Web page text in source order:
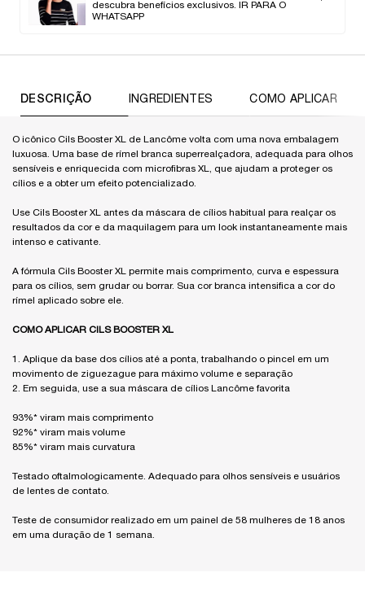
descubra benefícios exclusivos. IR PARA O
WHATSAPP
DESCRIÇÃO INGREDIENTES COMO APLICAR
O icônico Cils Booster XL de Lancôme volta com uma nova embalagem
luxuosa. Uma base de rímel branca superrealçadora, adequada para olhos
sensíveis e enriquecida com microfibras XL, que ajudam a proteger os
cílios e a obter um efeito potencializado.
Use Cils Booster XL antes da máscara de cílios habitual para realçar os
resultados da cor e da maquilagem para um look instantaneamente mais
intenso e cativante.
A fórmula Cils Booster XL permite mais comprimento, curva e espessura
para os cílios, sem grudar ou borrar. Sua cor branca intensifica a cor do
rímel aplicado sobre ele.
COMO APLICAR CILS BOOSTER XL
1. Aplique da base dos cílios até a ponta, trabalhando o pincel em um
movimento de ziguezague para máximo volume e separação
2. Em seguida, use a sua máscara de cílios Lancôme favorita
93%* viram mais comprimento
92%* viram mais volume
85%* viram mais curvatura
Testado oftalmologicamente. Adequado para olhos sensíveis e usuários
de lentes de contato.
Teste de consumidor realizado em um painel de 58 mulheres de 18 anos
em uma duração de 1 semana.